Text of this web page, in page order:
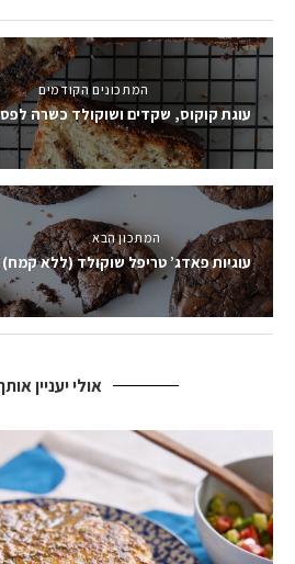
המתכונים הקודמים
עוגת קוקוס, שקדים ושוקולד כשרה
המתכון הבא
עוגיות פאדג’ טריפל שוקולד (ללא קמח)
אולי יעניין